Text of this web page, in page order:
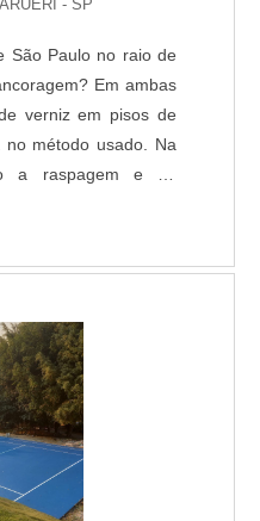
- SP
São Paulo no raio de
Em ambas
verniz em pisos de
método usado. Na
a raspagem e na
Os pisos de
longa durabilidade,
vinculada à limpeza
de volta a beleza do